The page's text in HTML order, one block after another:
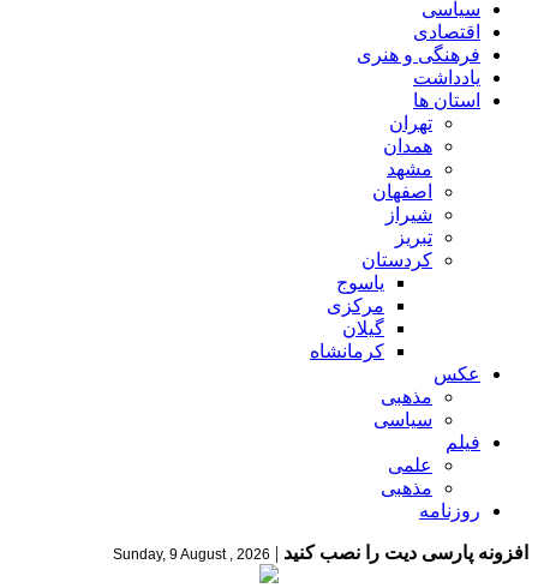
سیاسی
اقتصادی
فرهنگی و هنری
یادداشت
استان ها
تهران
همدان
مشهد
اصفهان
شیراز
تبریز
کردستان
یاسوج
مرکزی
گیلان
کرمانشاه
عکس
مذهبی
سیاسی
فیلم
علمی
مذهبی
روزنامه
افزونه پارسی دیت را نصب کنید |
Sunday, 9 August , 2026